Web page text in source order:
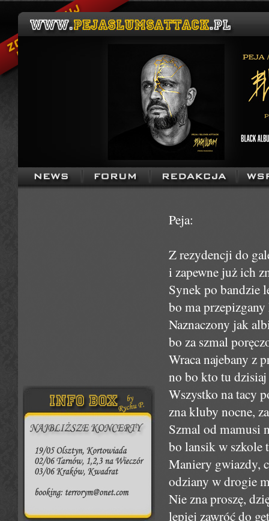
Peja:
Z rezydencji do
i zapewne już ich
Synek po bandzie
bo ma
Naznaczony jak
bo za szmal
Wraca najebany z
no bo kto tu dzisiaj
Wszystko na tacy
zna kluby nocne,
Szmal od mamusi
bo lansik w szkole
Maniery gwiazdy,
odziany w drogie
Nie zna proszę,
lepiej zawróć do